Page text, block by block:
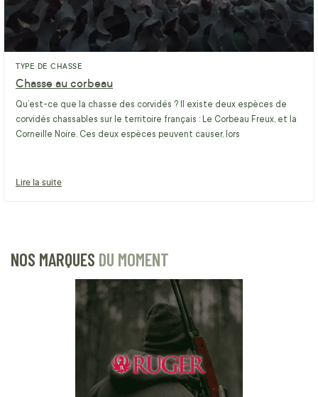
TYPE DE CHASSE
Chasse au corbeau
Qu’est-ce que la chasse des corvidés ? Il existe deux espèces de
corvidés chassables sur le territoire français : Le Corbeau Freux, et la
Corneille Noire. Ces deux espèces peuvent causer, lors
Lire la suite
NOS MARQUES DU MOMENT